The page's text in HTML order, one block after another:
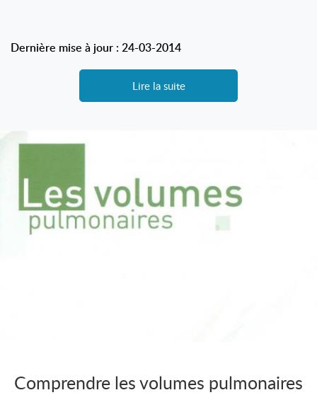
Dernière mise à jour : 24-03-2014
Lire la suite
Comprendre les volumes pulmonaires